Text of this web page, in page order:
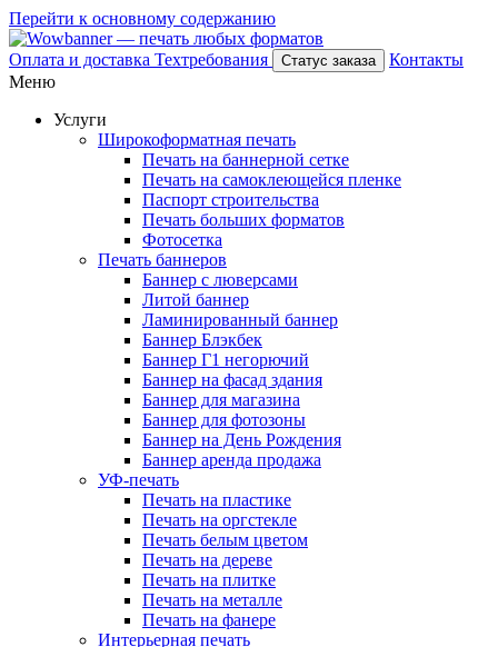
Перейти к основному содержанию
Оплата и доставка Техтребования Статус заказа
Контакты
Меню
Услуги
Широкоформатная печать
Печать на баннерной сетке
Печать на самоклеющейся пленке
Паспорт строительства
Печать больших форматов
Фотосетка
Печать баннеров
Баннер с люверсами
Литой баннер
Ламинированный баннер
Баннер Блэкбек
Баннер Г1 негорючий
Баннер на фасад здания
Баннер для магазина
Баннер для фотозоны
Баннер на День Рождения
Баннер аренда продажа
УФ-печать
Печать на пластике
Печать на оргстекле
Печать белым цветом
Печать на дереве
Печать на плитке
Печать на металле
Печать на фанере
Интерьерная печать